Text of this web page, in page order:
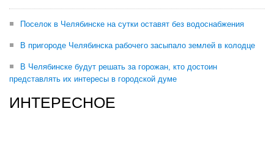
Поселок в Челябинске на сутки оставят без водоснабжения
В пригороде Челябинска рабочего засыпало землей в колодце
В Челябинске будут решать за горожан, кто достоин
представлять их интересы в городской думе
ИНТЕРЕСНОЕ